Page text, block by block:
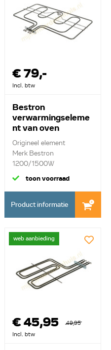
€ 79,-
Incl. btw
Bestron
verwarmingseleme
nt van oven
0606092
Origineel element
Merk Bestron
1200/1500W
bovenelement
toon voorraad
Product informatie
web aanbieding
€ 45,95
49,95
Incl. btw